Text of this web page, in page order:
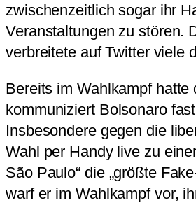
zwischenzeitlich sogar ihr
Veranstaltungen zu stören.
verbreitete auf Twitter viele
Bereits im Wahlkampf
kommuniziert Bolsonaro
Insbesondere gegen die
Wahl per Handy live zu
São Paulo“ die „größte
warf er im Wahlkampf vor,